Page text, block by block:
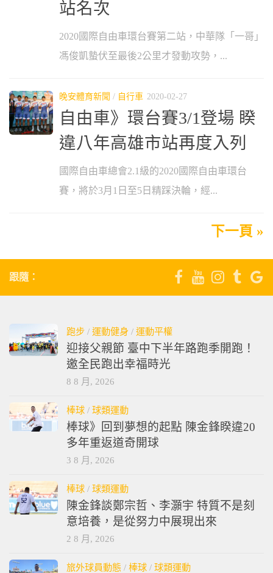
站名次
2020國際自由車環台賽第二站，中華隊「一哥」
馮俊凱蟄伏至最後2公里才發動攻勢，...
晚安體育新聞 / 自行車 2020-02-27
自由車》環台賽3/1登場 睽
違八年高雄市站再度入列
國際自由車總會2.1級的2020國際自由車環台
賽，將於3月1日至5日精踩決輪，經...
下一頁 »
跟隨：
跑步 / 運動健身 / 運動平權
迎接父親節 臺中下半年路跑季開跑！
邀全民跑出幸福時光
8 8 月, 2026
棒球 / 球類運動
棒球》回到夢想的起點 陳金鋒睽違20
多年重返道奇開球
3 8 月, 2026
棒球 / 球類運動
陳金鋒談鄭宗哲、李灝宇 特質不是刻
意培養，是從努力中展現出來
2 8 月, 2026
旅外球員動態 / 棒球 / 球類運動